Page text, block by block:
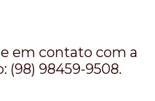
em contato com a
(98) 98459-9508.